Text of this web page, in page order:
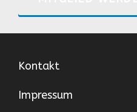
Kontakt
Impressum